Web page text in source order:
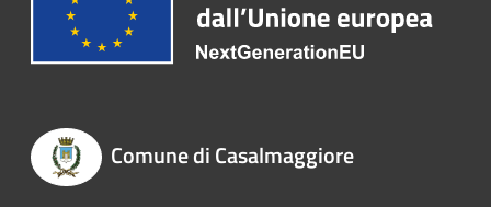
Comune di Casalmaggiore